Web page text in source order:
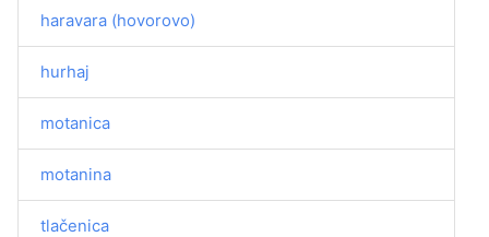
haravara (hovorovo)
hurhaj
motanica
motanina
tlačenica